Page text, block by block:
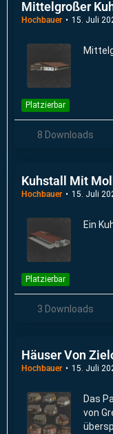
Mittelgroßer
Hochbauer 15. Juli
Platzierbar
8 Downloads
Kuhstall Mit
Hochbauer 15. Juli
Ein
Platzierbar
3 Downloads
Häuser Von
Hochbauer 15. Juli
Das
von